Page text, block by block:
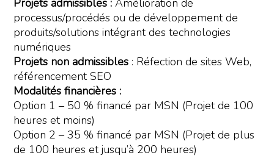
Projets admissibles : Amélioration de
processus/procédés ou de développement de
produits/solutions intégrant des technologies
numériques
Projets non admissibles : Réfection de sites Web,
référencement SEO
Modalités financières :
Option 1 – 50 % financé par MSN (Projet de 100
heures et moins)
Option 2 – 35 % financé par MSN (Projet de plus
de 100 heures et jusqu’à 200 heures)